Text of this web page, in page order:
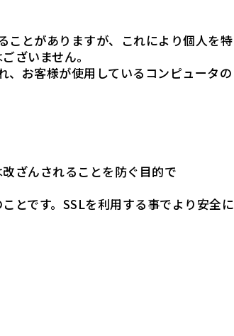
とがありますが、これにより個人を特
ざいません。
お客様が使用しているコンピュータの
ざんされることを防ぐ目的で
とです。SSLを利用する事でより安全に